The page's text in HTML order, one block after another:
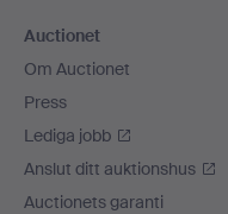
Auctionet
Om Auctionet
Press
Lediga jobb
Anslut ditt auktionshus
Auctionets garanti